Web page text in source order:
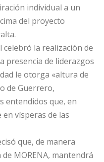
individual a un
del proyecto
celebró la realización de
presencia de liderazgos
le otorga «altura de
de Guerrero,
entendidos que, en
vísperas de las
que, de manera
MORENA, mantendrá